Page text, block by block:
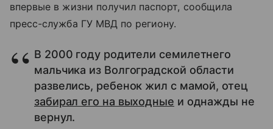
впервые в жизни получил паспорт, сообщила
пресс-служба ГУ МВД по региону.
В 2000 году родители семилетнего
мальчика из Волгоградской области
развелись, ребенок жил с мамой, отец
забирал его на выходные и однажды не
вернул.